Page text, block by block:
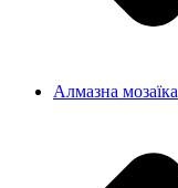
Алмазна мозаїка